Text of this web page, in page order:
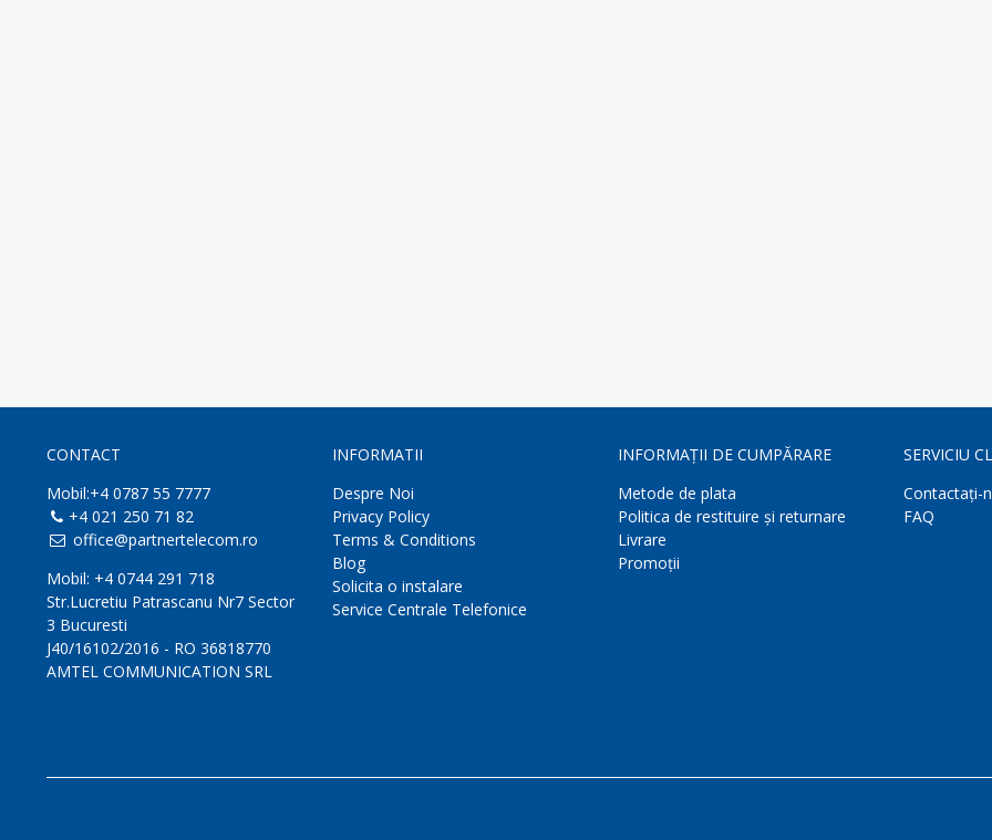
CONTACT
Mobil:+4 0787 55 7777
+4 021 250 71 82
office@partnertelecom.ro
Mobil: +4 0744 291 718
Str.Lucretiu Patrascanu Nr7 Sector
3 Bucuresti
J40/16102/2016 - RO 36818770
AMTEL COMMUNICATION SRL
INFORMATII
Despre Noi
Privacy Policy
Terms & Conditions
Blog
Solicita o instalare
Service Centrale Telefonice
INFORMAȚII DE CUMPĂRARE
Metode de plata
Politica de restituire și returnare
Livrare
Promoții
SERVICIU
Contactaţi-
FAQ